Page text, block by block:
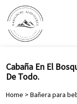
Cabaña En El
De Todo.
Home > Bañera para